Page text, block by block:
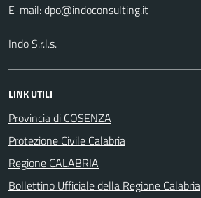
E-mail:
Indo S.r.l.s.
LINK UTILI
Provincia di COSENZA
Protezione Civile Calabria
Regione CALABRIA
Bollettino Ufficiale della Regione Calabria